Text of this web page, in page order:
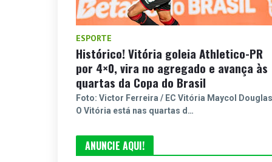
ESPORTE
Histórico! Vitória goleia Athletico-PR
por 4×0, vira no agregado e avança às
quartas da Copa do Brasil
Foto: Victor Ferreira / EC Vitória Maycol Douglas
O Vitória está nas quartas d…
ANUNCIE AQUI!